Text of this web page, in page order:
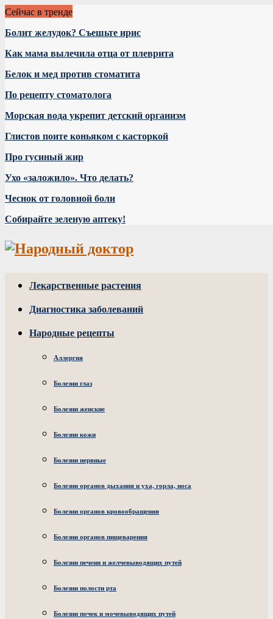
Сейчас в тренде
Болит желудок? Съешьте ирис
Как мама вылечила отца от плеврита
Белок и мед против стоматита
По рецепту стоматолога
Морская вода укрепит детский организм
Глистов поите коньяком с касторкой
Про гусиный жир
Ухо «заложило». Что делать?
Чеснок от головной боли
Собирайте зеленую аптеку!
Лекарственные растения
Диагностика заболеваний
Народные рецепты
Аллергия
Болезни глаз
Болезни женские
Болезни кожи
Болезни нервные
Болезни органов дыхания и уха, горла, носа
Болезни органов кровообращения
Болезни органов пищеварения
Болезни печени и желчевыводящих путей
Болезни полости рта
Болезни почек и мочевыводящих путей